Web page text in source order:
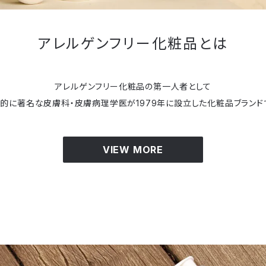
アレルゲンフリー化粧品とは
アレルゲンフリー化粧品の第一人者として
に著名な皮膚科・皮膚病理学医が1979年に設立した化粧品ブランド
VIEW MORE